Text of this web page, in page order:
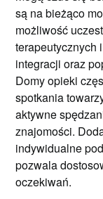
są na bieżąco
możliwość
terapeutycznych
integracji oraz
Domy opieki
spotkania
aktywne
znajomości.
indywidualne
pozwala
oczekiwań.